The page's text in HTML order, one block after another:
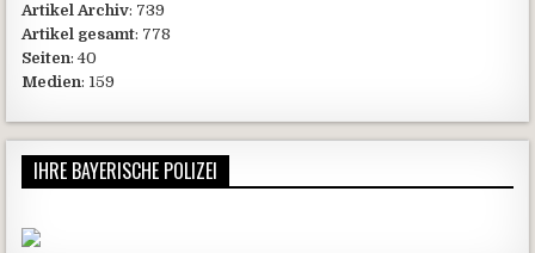
Artikel Archiv: 739
Artikel gesamt: 778
Seiten: 40
Medien: 159
IHRE BAYERISCHE POLIZEI